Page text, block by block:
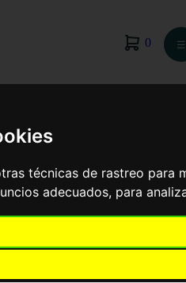
técnicas de rastreo para
adecuados, para
0 ☰
más